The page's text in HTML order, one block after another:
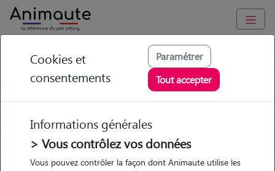
GARDE ANIMAUX en Pyrénées-Orientales : Garde chien et
chat en famille ou à domicile, visites et promenades
Trouvez une garde animaux
en Pyrénées-Orientales
Parmi nos 282 pet-sitters en
Pyrénées-Orientales
Cookies et
consentements
Paramétrer
Tout accepter
Informations générales
> Vous contrôlez vos données
Vous pouvez contrôler la façon dont Animaute utilise les